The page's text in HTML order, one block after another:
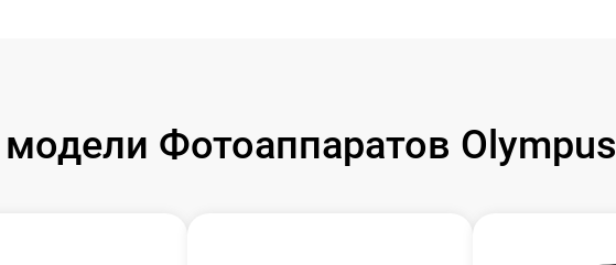
Фотоаппаратов Olympus